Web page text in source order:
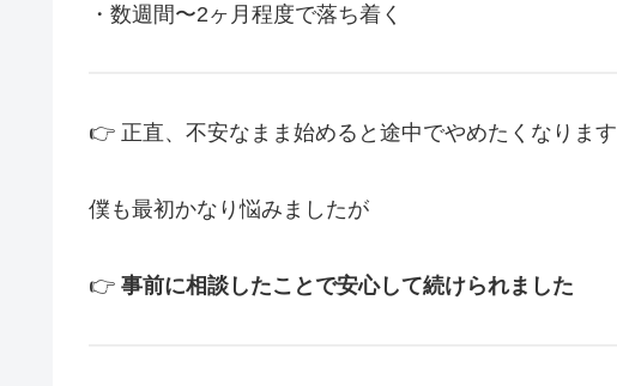
・数週間〜2ヶ月程度で落ち着く
👉 正直、不安なまま始めると途中でやめたくなります
僕も最初かなり悩みましたが
👉 事前に相談したことで安心して続けられました